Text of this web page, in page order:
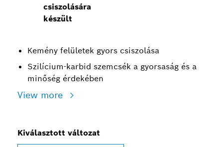
csiszolására
készült
Kemény felületek gyors csiszolása
Szilícium-karbid szemcsék a gyorsaság és a
minőség érdekében
View more
Kiválasztott változat